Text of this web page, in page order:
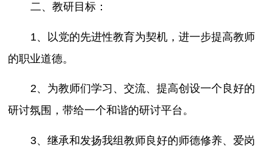
二、教研目标：
1、以党的先进性教育为契机，进一步提高教师
的职业道德。
2、为教师们学习、交流、提高创设一个良好的
研讨氛围，带给一个和谐的研讨平台。
3、继承和发扬我组教师良好的师德修养、爱岗